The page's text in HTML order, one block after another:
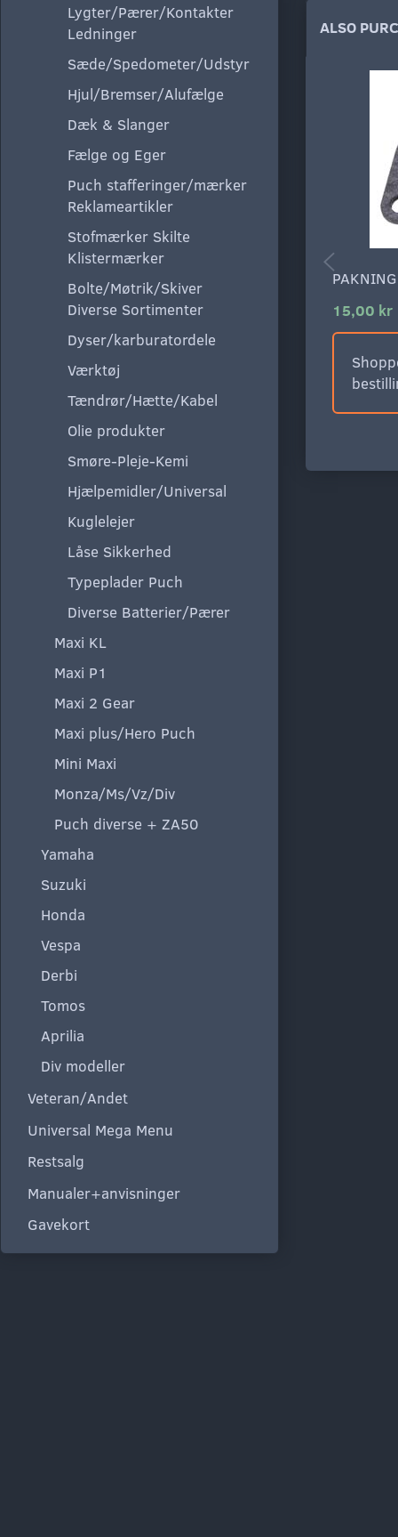
Lygter/Pærer/Kontakter
Ledninger
Sæde/Spedometer/Udstyr
Hjul/Bremser/Alufælge
Dæk & Slanger
Fælge og Eger
Puch stafferinger/mærker
Reklameartikler
Stofmærker Skilte
Klistermærker
Bolte/Møtrik/Skiver
Diverse Sortimenter
Dyser/karburatordele
Værktøj
Tændrør/Hætte/Kabel
Olie produkter
Smøre-Pleje-Kemi
Hjælpemidler/Universal
Kuglelejer
Låse Sikkerhed
Typeplader Puch
Diverse Batterier/Pærer
Maxi KL
Maxi P1
Maxi 2 Gear
Maxi plus/Hero Puch
Mini Maxi
Monza/Ms/Vz/Div
Puch diverse + ZA50
Yamaha
Suzuki
Honda
Vespa
Derbi
Tomos
Aprilia
Div modeller
Veteran/Andet
Universal Mega Menu
Restsalg
Manualer+anvisninger
Gavekort
ALSO
15,00 kr